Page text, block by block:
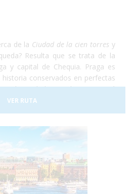
de la Ciudad de la cien torres y
Resulta que se trata de la
y capital de Chequia. Praga es
conservados en perfectas
la Ciudad Vieja de Praga está
la Humanidad por la UNESCO.
maravillado. Te aseguramos
el subsuelo del ayuntamiento
estarás sin palabras. Así
en el corazón de Europa
VER RUTA